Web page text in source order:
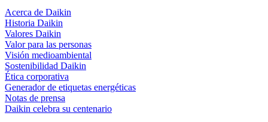
Acerca de Daikin
Historia Daikin
Valores Daikin
Valor para las personas
Visión medioambiental
Sostenibilidad Daikin
Ética corporativa
Generador de etiquetas energéticas
Notas de prensa
Daikin celebra su centenario